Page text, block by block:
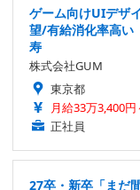
ゲーム向けUIデザ
望/有給消化率高い
寿
株式会社GUM
東京都
月給33万3,400
正社員
27卒・新卒「まだ